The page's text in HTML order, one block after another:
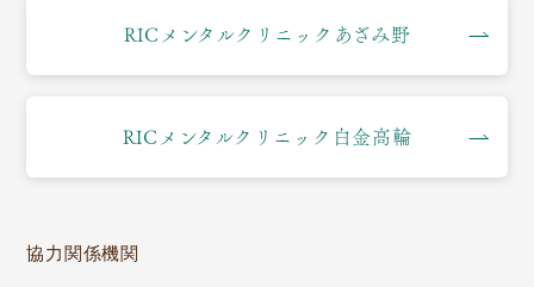
RICメンタルクリニックあざみ野
RICメンタルクリニック白金高輪
協力関係機関